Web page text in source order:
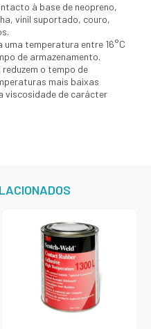
à base de neopreno,
vinil suportado, couro,
uma temperatura entre 16°C
de armazenamento.
o tempo de
mais baixas
viscosidade de carácter